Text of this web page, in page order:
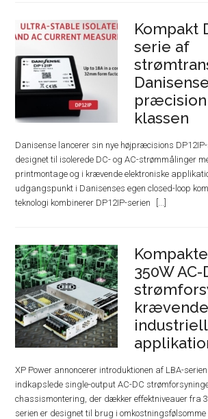
Kompakt
serie af
klassen
Danisense lancerer sin nye højpræcisions
designet til isolerede DC- og AC-strømmålinger
printmontage og i krævende elektroniske
udgangspunkt i Danisenses egen closed-loop
teknologi kombinerer DP12IP-serien
350W AC-
krævende
XP Power annoncerer introduktionen af ​​LBA-
indkapslede single-output AC-DC
chassismontering, der dækker effektniveauer fra
serien er designet til brug i